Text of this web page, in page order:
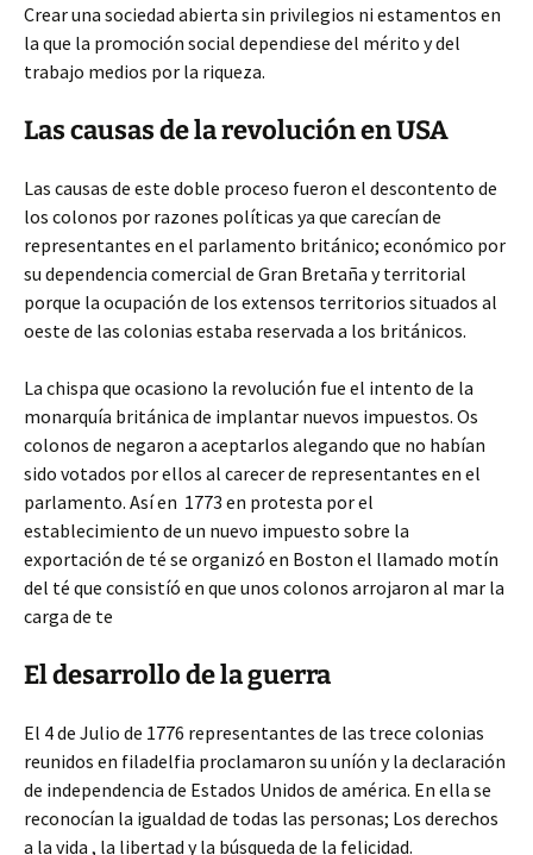
Crear una sociedad abierta sin privilegios ni estamentos en
la que la promoción social dependiese del mérito y del
trabajo medios por la riqueza.
Las causas de la revolución en USA
Las causas de este doble proceso fueron el descontento de
los colonos por razones políticas ya que carecían de
representantes en el parlamento británico; económico por
su dependencia comercial de Gran Bretaña y territorial
porque la ocupación de los extensos territorios situados al
oeste de las colonias estaba reservada a los británicos.
La chispa que ocasiono la revolución fue el intento de la
monarquía británica de implantar nuevos impuestos. Os
colonos de negaron a aceptarlos alegando que no habían
sido votados por ellos al carecer de representantes en el
parlamento. Así en 1773 en protesta por el
establecimiento de un nuevo impuesto sobre la
exportación de té se organizó en Boston el llamado motín
del té que consistíó en que unos colonos arrojaron al mar la
carga de te
El desarrollo de la guerra
El 4 de Julio de 1776 representantes de las trece colonias
reunidos en filadelfia proclamaron su uníón y la declaración
de independencia de Estados Unidos de américa. En ella se
reconocían la igualdad de todas las personas; Los derechos
a la vida , la libertad y la búsqueda de la felicidad.